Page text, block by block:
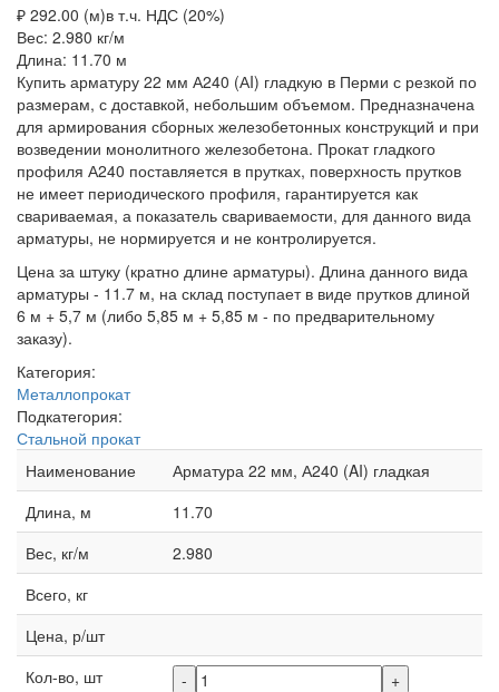
₽ 292.00 (м)в т.ч. НДС (20%)
Вес: 2.980 кг/м
Длина: 11.70 м
Купить арматуру 22 мм А240 (АI) гладкую в Перми с резкой по
размерам, с доставкой, небольшим объемом. Предназначена
для армирования сборных железобетонных конструкций и при
возведении монолитного железобетона. Прокат гладкого
профиля А240 поставляется в прутках, поверхность прутков
не имеет периодического профиля, гарантируется как
свариваемая, а показатель свариваемости, для данного вида
арматуры, не нормируется и не контролируется.
Цена за штуку (кратно длине арматуры). Длина данного вида
арматуры - 11.7 м, на склад поступает в виде прутков длиной
6 м + 5,7 м (либо 5,85 м + 5,85 м - по предварительному
заказу).
Категория:
Металлопрокат
Подкатегория:
Стальной прокат
Наименование
Арматура 22 мм, А240 (AI) гладкая
Длина, м
11.70
Вес, кг/м
2.980
Всего, кг
Цена, р/шт
Кол-во, шт
-
+